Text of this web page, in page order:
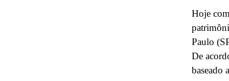
Hoje
Paulo
De
baseado